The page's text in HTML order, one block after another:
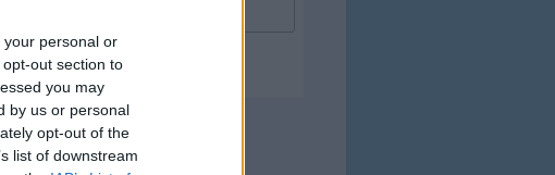
personal or
out section to
you may
by us or personal
opt-out of the
list of downstream